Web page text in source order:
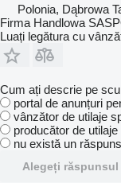
Polonia, Dąbrowa
Firma Handlowa
Luați legătura cu
Cum ați descrie pe
portal de anunțuri
vânzător de utilaje
producător de
nu există un
Alegeți răspunsul